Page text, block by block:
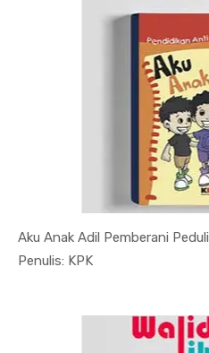
Aku Anak Adil Pemberani Peduli
Penulis: KPK